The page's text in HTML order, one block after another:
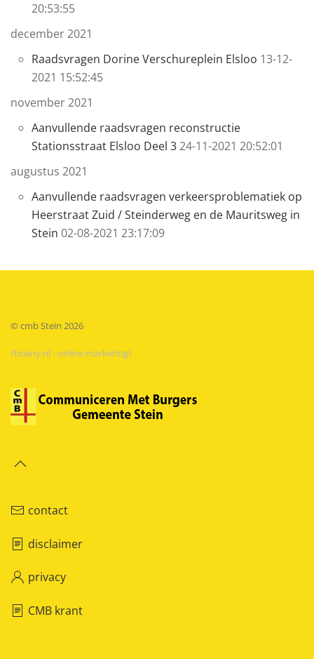
20:53:55
december 2021
Raadsvragen Dorine Verschureplein Elsloo 13-12-
2021 15:52:45
november 2021
Aanvullende raadsvragen reconstructie
Stationsstraat Elsloo Deel 324-11-2021 20:52:01
augustus 2021
Aanvullende raadsvragen verkeersproblematiek op
Heerstraat Zuid / Steinderweg en de Mauritsweg in
Stein 02-08-2021 23:17:09
© cmb Stein 2026
/brainy.nl - online marketing\
contact
disclaimer
privacy
CMB krant